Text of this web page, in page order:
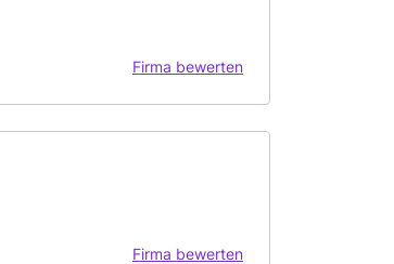
Firma bewerten
Firma bewerten